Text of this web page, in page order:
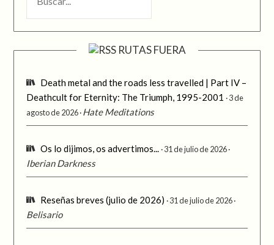
RUTAS FUERA
Death metal and the roads less travelled | Part IV –
Deathcult for Eternity: The Triumph, 1995-2001
3 de
agosto de 2026 Hate Meditations
Os lo dijimos, os advertimos... 31 de julio de 2026
Iberian Darkness
Reseñas breves (julio de 2026) 31 de julio de 2026
Belisario